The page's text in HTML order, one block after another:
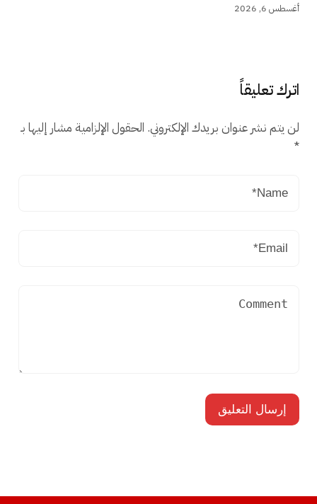
أغسطس 6, 2026
اترك تعليقاً
لن يتم نشر عنوان بريدك الإلكتروني. الحقول الإلزامية مشار إليها بـ
*